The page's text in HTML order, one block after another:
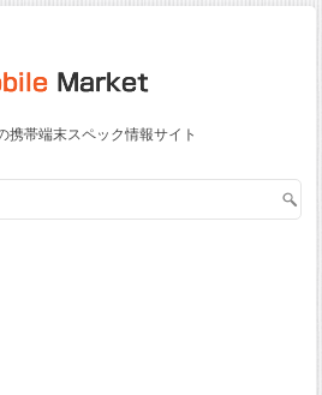
携帯端末スペック情報サイト